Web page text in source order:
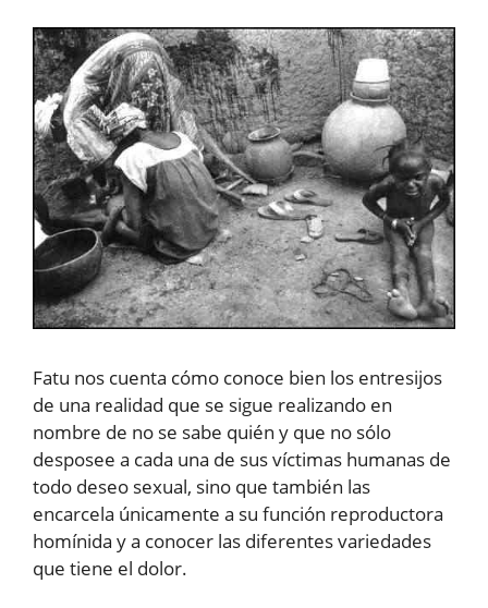
Fatu nos cuenta cómo conoce bien los entresijos
de una realidad que se sigue realizando en
nombre de no se sabe quién y que no sólo
desposee a cada una de sus víctimas humanas de
todo deseo sexual, sino que también las
encarcela únicamente a su función reproductora
homínida y a conocer las diferentes variedades
que tiene el dolor.